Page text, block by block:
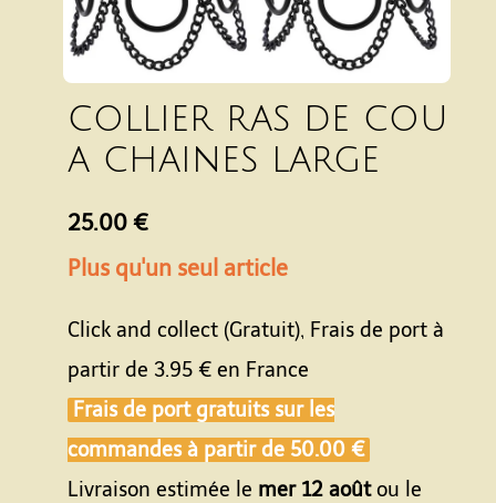
collier ras de cou
a chaines large
25.00 €
Plus qu'un seul article
Click and collect (Gratuit), Frais de port à
partir de 3.95 € en France
Frais de port gratuits sur les
commandes à partir de 50.00 €
Livraison estimée le mer 12 aoûtou le